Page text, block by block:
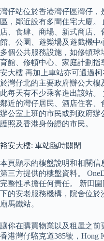
灣仔站位於香港灣仔區灣仔，
區，鄰近設有多間住宅大廈
店、食肆、商場、新式商店
館、公園、遊樂場及遊戲機中
多個公共服務設施，如修頓球
育館、修頓中心、家庭計劃指
安大樓 再加上車站亦可通過
於灣仔北的主要政府辦公大樓
此每天有不少乘客進出該站
鄰近的灣仔居民、酒店住客、
辦公室上班的市民或到政府辦
護照及香港身份證的市民。
裕安大樓: 車站臨時關閉
本頁顯示的樓盤說明和相關信
第三方提供的樓盤資料。
完整性承擔任何責任。 新田
下的安老服務機構，院舍位於
廟馬鐵站。
讓你在購買物業以及租屋之前
香港灣仔駱克道385號，Hong